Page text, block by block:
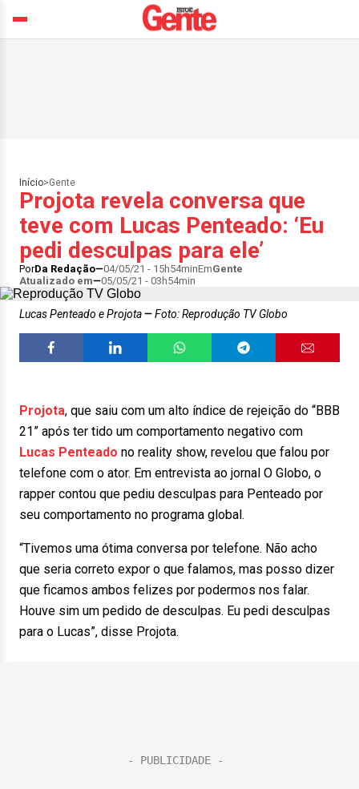
Início>Gente
Projota revela conversa que
teve com Lucas Penteado: ‘Eu
pedi desculpas para ele’
PorDa Redação 04/05/21 - 15h54minEmGente
Atualizado em
05/05/21 - 03h54min
Lucas Penteado e Projota Foto: Reprodução TV Globo
Projota, que saiu com um alto índice de rejeição do “BBB
21” após ter tido um comportamento negativo com
Lucas Penteado no reality show, revelou que falou por
telefone com o ator. Em entrevista ao jornal O Globo, o
rapper contou que pediu desculpas para Penteado por
seu comportamento no programa global.
“Tivemos uma ótima conversa por telefone. Não acho
que seria correto expor o que falamos, mas posso dizer
que ficamos ambos felizes por podermos nos falar.
Houve sim um pedido de desculpas. Eu pedi desculpas
para o Lucas”, disse Projota.